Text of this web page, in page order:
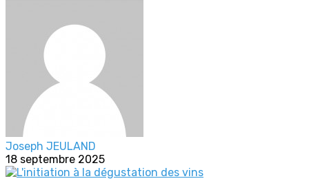
Joseph JEULAND
18 septembre 2025